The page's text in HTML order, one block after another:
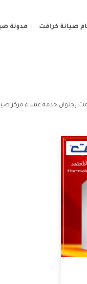
صيانة كرافت مدونة
بحلوان خدمة عملاء مركز